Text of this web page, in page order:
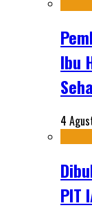
Ibu
4
PIT